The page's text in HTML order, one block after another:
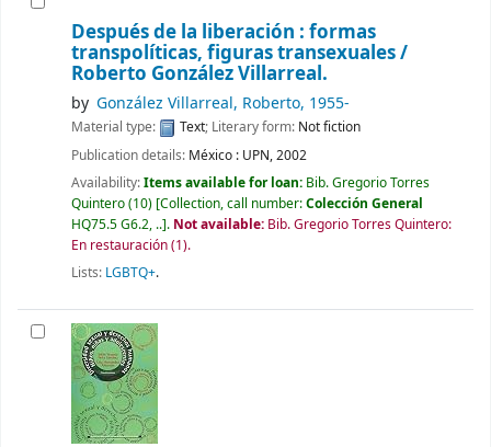
Después de la liberación : formas
transpolíticas, figuras transexuales /
Roberto González Villarreal.
by González Villarreal, Roberto, 1955-
Material type: Text; Literary form: Not fiction
Publication details: México : UPN,2002
Availability:Items available for loan: Bib. Gregorio Torres
Quintero(10) Collection, call number:Colección General
HQ75.5 G6.2, .. . Not available: Bib. Gregorio Torres Quintero:
En restauración(1).
Lists: LGBTQ+.